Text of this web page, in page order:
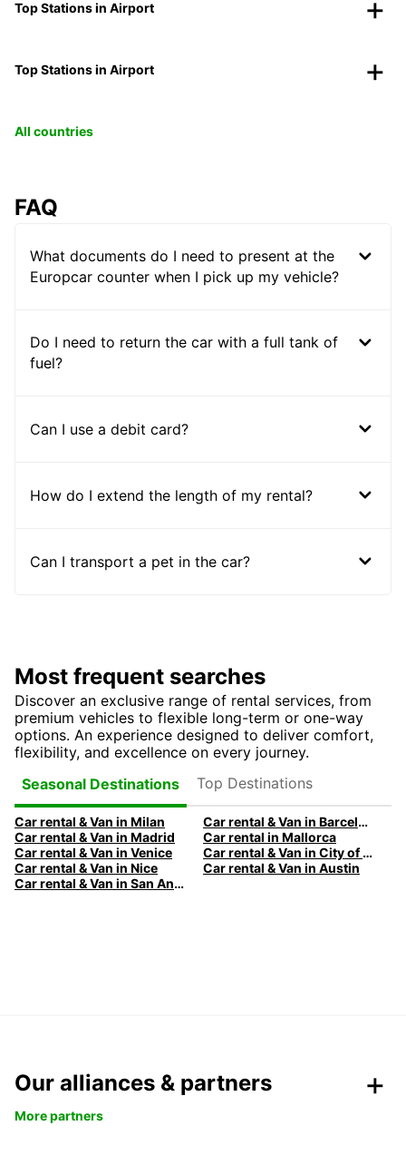
Top Stations in Airport
Top Stations in Airport
All countries
FAQ
What documents do I need to present at the
Europcar counter when I pick up my vehicle?
Do I need to return the car with a full tank of
fuel?
Can I use a debit card?
How do I extend the length of my rental?
Can I transport a pet in the car?
Most frequent searches
Discover an exclusive range of rental services, from
premium vehicles to flexible long-term or one-way
options. An experience designed to deliver comfort,
flexibility, and excellence on every journey.
Seasonal Destinations
Top Destinations
Car rental & Van in Milan
Car rental & Van in Barcelona
Car rental & Van in Madrid
Car rental in Mallorca
Car rental & Van in Venice
Car rental & Van in City of Edinburgh
Car rental & Van in Nice
Car rental & Van in Austin
Car rental & Van in San Antonio
Our alliances & partners
More partners